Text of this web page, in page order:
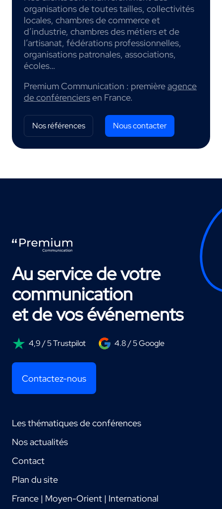
organisations de toutes tailles, collectivités
locales, chambres de commerce et
d’industrie, chambres des métiers et de
l’artisanat, fédérations professionnelles,
organisations patronales, associations,
écoles…
Premium Communication : premièreagence
de conférenciersen France.
Nos références Nous contacter
Au service de votre
communication
et de vos événements
4,9 / 5 Trustpilot 4.8 / 5 Google
Contactez-nous
Les thématiques de conférences
Nos actualités
Contact
Plan du site
France | Moyen-Orient | International